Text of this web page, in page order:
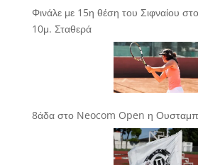
Φινάλε με 15η θέση του Σιφναίου
10μ. Σταθερά
8άδα στο Neocom Open η